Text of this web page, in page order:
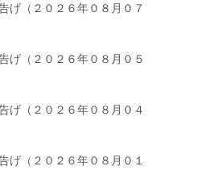
げ（２０２６年０８月０７
げ（２０２６年０８月０５
げ（２０２６年０８月０４
げ（２０２６年０８月０１